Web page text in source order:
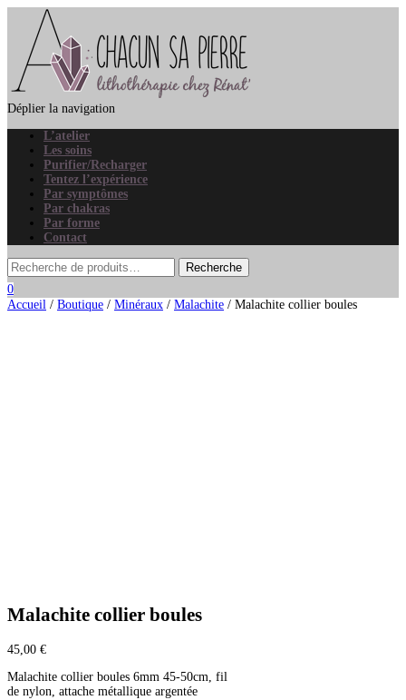
Déplier la navigation
L’atelier
Les soins
Purifier/Recharger
Tentez l’expérience
Par symptômes
Par chakras
Par forme
Contact
0
Accueil / Boutique / Minéraux / Malachite / Malachite collier boules
Malachite collier boules
45,00 €
Malachite collier boules 6mm 45-50cm, fil
de nylon, attache métallique argentée